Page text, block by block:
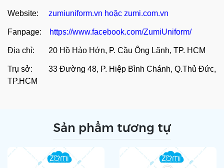
Website: zumiuniform.vn hoặc zumi.com.vn
Fanpage: https://www.facebook.com/ZumiUniform/
Địa chỉ: 20 Hồ Hảo Hớn, P. Cầu Ông Lãnh, TP. HCM
Trụ sở: 33 Đường 48, P. Hiệp Bình Chánh, Q.Thủ Đức,
TP.HCM
Sản phẩm tương tự